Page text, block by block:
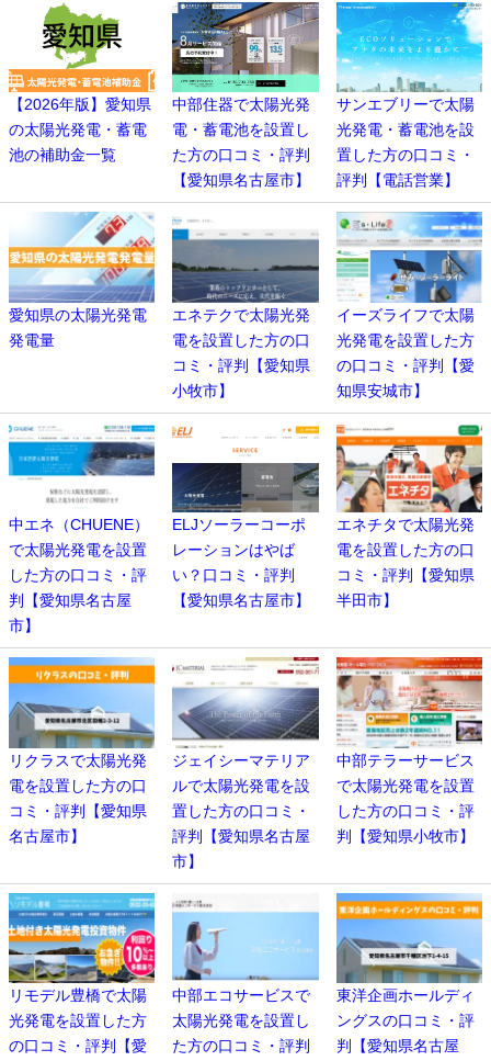
【2026年版】愛知県
の太陽光発電・蓄電
池の補助金一覧
中部住器で太陽光発
電・蓄電池を設置し
た方の口コミ・評判
【愛知県名古屋市】
サンエブリーで太陽
光発電・蓄電池を設
置した方の口コミ・
評判【電話営業】
愛知県の太陽光発電
発電量
エネテクで太陽光発
電を設置した方の口
コミ・評判【愛知県
小牧市】
イーズライフで太陽
光発電を設置した方
の口コミ・評判【愛
知県安城市】
中エネ（CHUENE）
で太陽光発電を設置
した方の口コミ・評
判【愛知県名古屋
市】
ELJソーラーコーポ
レーションはやば
い？口コミ・評判
【愛知県名古屋市】
エネチタで太陽光発
電を設置した方の口
コミ・評判【愛知県
半田市】
リクラスで太陽光発
電を設置した方の口
コミ・評判【愛知県
名古屋市】
ジェイシーマテリア
ルで太陽光発電を設
置した方の口コミ・
評判【愛知県名古屋
市】
中部テラーサービス
で太陽光発電を設置
した方の口コミ・評
判【愛知県小牧市】
リモデル豊橋で太陽
光発電を設置した方
の口コミ・評判【愛
中部エコサービスで
太陽光発電を設置し
た方の口コミ・評判
東洋企画ホールディ
ングスの口コミ・評
判【愛知県名古屋